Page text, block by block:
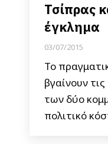
Τσίπρας
έγκλημα
03/07/2015
Το
βγαίνουν
των δύο
πολιτικό